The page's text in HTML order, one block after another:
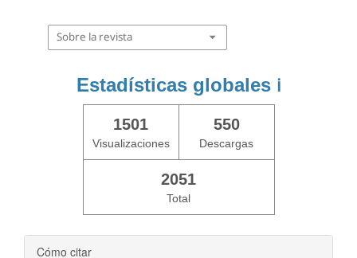
Sobre la revista
Estadísticas globales ℹ️
1501
Visualizaciones
550
Descargas
2051
Total
Cómo citar